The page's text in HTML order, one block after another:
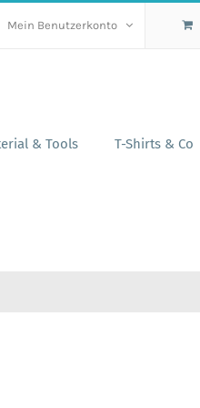
Mein Benutzerkonto
& Tools T-Shirts & Co